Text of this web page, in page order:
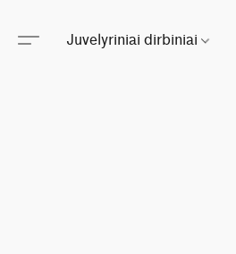
Juvelyriniai dirbiniai